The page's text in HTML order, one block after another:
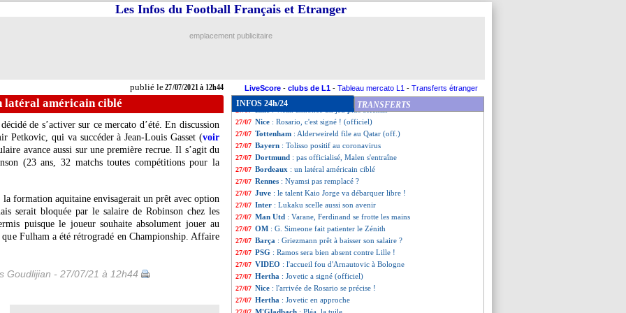
publié le27/07/2021 à 12h44
Les Infos du Football Français et Etranger
emplacement publicitaire
LiveScore - clubs de L1 - Tableau mercato L1 - Transferts étranger
latéral américain ciblé
de s’activer sur ce mercato d’été. En discussion
Petkovic, qui va succéder à Jean-Louis Gasset (voir
avance aussi sur une première recrue. Il s’agit du
(23 ans, 32 matchs toutes compétitions pour la
formation aquitaine envisagerait un prêt avec option
serait bloquée par le salaire de Robinson chez les
puisque le joueur souhaite absolument jouer au
Fulham a été rétrogradé en Championship. Affaire
Goudlijian - 27/07/21 à 12h44
INFOS 24h/24 TRANSFERTS
27/07 Chelsea: les critiques, Kepa se lâche !
27/07 Juve: Allegri a bien refusé le Real
27/07 Juve
27/07 Bastia: 5 nouveaux cas de Covid-19
27/07 OM: Valence veut retenir Wass
: Weah annonce un jeu plus offensif
27/07 Nice : Rosario, c'est signé ! (officiel)
27/07 Tottenham : Alderweireld file au Qatar (off.)
27/07 Bayern : Tolisso positif au coronavirus
27/07 Dortmund : pas officialisé, Malen s'entraîne
27/07 Bordeaux : un latéral américain ciblé
27/07 Rennes : Nyamsi pas remplacé ?
27/07 Juve : le talent Kaio Jorge va débarquer libre !
27/07 Inter : Lukaku scelle aussi son avenir
27/07 Man Utd : Varane, Ferdinand se frotte les mains
27/07 OM : G. Simeone fait patienter le Zénith
27/07 Barça : Griezmann prêt à baisser son salaire ?
27/07 PSG : Ramos sera bien absent contre Lille !
27/07 VIDEO : l'accueil fou d'Arnautovic à Bologne
27/07 Hertha : Jovetic a signé (officiel)
27/07 Nice : l'arrivée de Rosario se précise !
27/07 Hertha : Jovetic en approche